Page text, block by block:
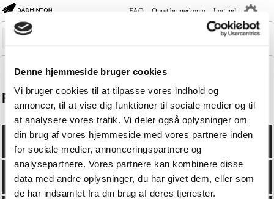
Denne hjemmeside bruger cookies
Vi bruger cookies til at tilpasse vores indhold og
annoncer, til at vise dig funktioner til sociale medier og til
at analysere vores trafik. Vi deler også oplysninger om
din brug af vores hjemmeside med vores partnere inden
for sociale medier, annonceringspartnere og
analysepartnere. Vores partnere kan kombinere disse
data med andre oplysninger, du har givet dem, eller som
de har indsamlet fra din brug af deres tjenester.
FAQ Opret brugerkonto Log ind
―
Sæsonplan
Rank-/Rækkelister
Holdturnering
Turnering
Spillere
Klubber
Kurser
Ranglister